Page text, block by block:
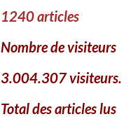
1240 articles
Nombre de visiteurs
3.004.307 visiteurs.
Total des articles lus